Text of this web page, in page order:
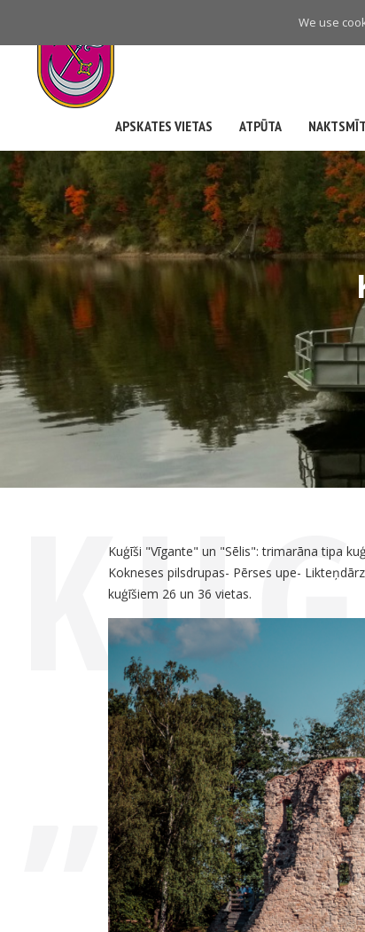
We use
navigation
APSKATES VIETAS ATPŪTA
Kuģīši "Vīgante" un "Sēlis": trimarāna tipa
Kokneses pilsdrupas- Pērses upe-
kuģīšiem 26 un 36 vietas.